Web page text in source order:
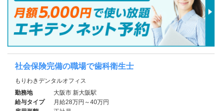
社会保険完備の職場で歯科衛生士
もりわきデンタルオフィス
勤務地
大阪市 新大阪駅
給与タイプ
月給28万円～40万円